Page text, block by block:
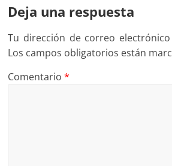
Deja una respuesta
Tu dirección de correo
Los campos obligatorios están
Comentario*